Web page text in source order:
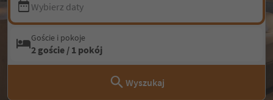
Wybierz daty
Goście i pokoje
2 goście / 1 pokój
Wyszukaj